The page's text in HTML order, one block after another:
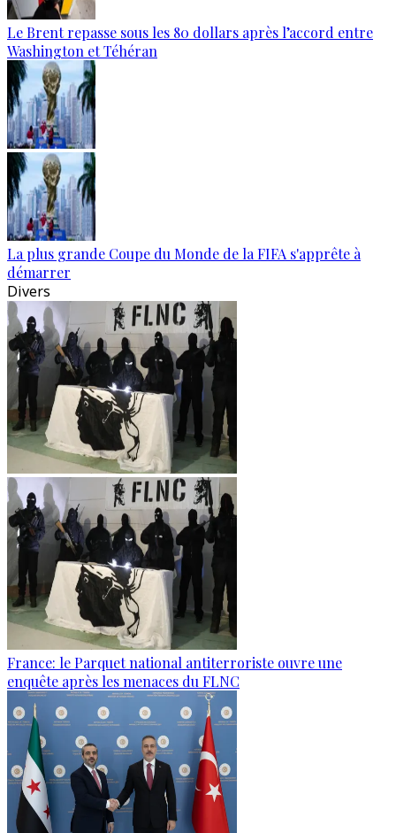
Le Brent repasse sous les 80 dollars après l’accord entre
Washington et Téhéran
La plus grande Coupe du Monde de la FIFA s'apprête à
démarrer
Divers
France: le Parquet national antiterroriste ouvre une
enquête après les menaces du FLNC